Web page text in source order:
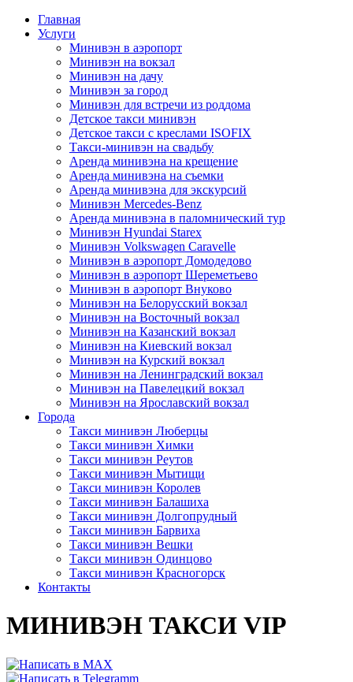
Главная
Услуги
Минивэн в аэропорт
Минивэн на вокзал
Минивэн на дачу
Минивэн за город
Минивэн для встречи из роддома
Детское такси минивэн
Детское такси с креслами ISOFIX
Такси-минивэн на свадьбу
Аренда минивэна на крещение
Аренда минивэна на съемки
Аренда минивэна для экскурсий
Минивэн Mercedes-Benz
Аренда минивэна в паломнический тур
Минивэн Hyundai Starex
Минивэн Volkswagen Caravelle
Минивэн в аэропорт Домодедово
Минивэн в аэропорт Шереметьево
Минивэн в аэропорт Внуково
Минивэн на Белорусский вокзал
Минивэн на Восточный вокзал
Минивэн на Казанский вокзал
Минивэн на Киевский вокзал
Минивэн на Курский вокзал
Минивэн на Ленинградский вокзал
Минивэн на Павелецкий вокзал
Минивэн на Ярославский вокзал
Города
Такси минивэн Люберцы
Такси минивэн Химки
Такси минивэн Реутов
Такси минивэн Мытищи
Такси минивэн Королев
Такси минивэн Балашиха
Такси минивэн Долгопрудный
Такси минивэн Барвиха
Такси минивэн Вешки
Такси минивэн Одинцово
Такси минивэн Красногорск
Контакты
МИНИВЭН ТАКСИ VIP